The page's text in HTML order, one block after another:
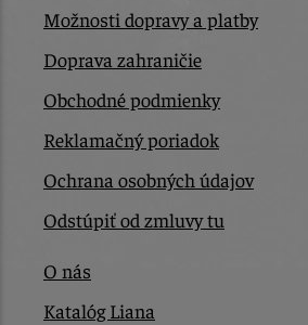
Možnosti dopravy a platby
Doprava zahraničie
Obchodné podmienky
Reklamačný poriadok
Ochrana osobných údajov
Odstúpiť od zmluvy tu
O nás
Katalóg Liana